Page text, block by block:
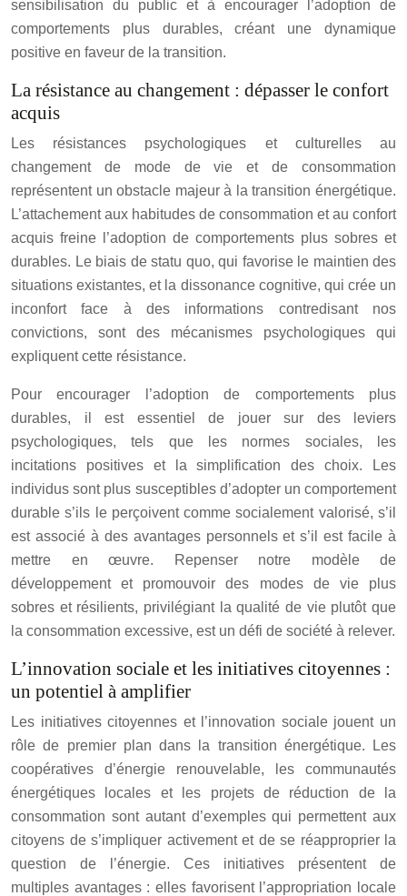
sensibilisation du public et à encourager l’adoption de
comportements plus durables, créant une dynamique
positive en faveur de la transition.
La résistance au changement : dépasser le confort
acquis
Les résistances psychologiques et culturelles au
changement de mode de vie et de consommation
représentent un obstacle majeur à la transition énergétique.
L’attachement aux habitudes de consommation et au confort
acquis freine l’adoption de comportements plus sobres et
durables. Le biais de statu quo, qui favorise le maintien des
situations existantes, et la dissonance cognitive, qui crée un
inconfort face à des informations contredisant nos
convictions, sont des mécanismes psychologiques qui
expliquent cette résistance.
Pour encourager l’adoption de comportements plus
durables, il est essentiel de jouer sur des leviers
psychologiques, tels que les normes sociales, les
incitations positives et la simplification des choix. Les
individus sont plus susceptibles d’adopter un comportement
durable s’ils le perçoivent comme socialement valorisé, s’il
est associé à des avantages personnels et s’il est facile à
mettre en œuvre. Repenser notre modèle de
développement et promouvoir des modes de vie plus
sobres et résilients, privilégiant la qualité de vie plutôt que
la consommation excessive, est un défi de société à relever.
L’innovation sociale et les initiatives citoyennes :
un potentiel à amplifier
Les initiatives citoyennes et l’innovation sociale jouent un
rôle de premier plan dans la transition énergétique. Les
coopératives d’énergie renouvelable, les communautés
énergétiques locales et les projets de réduction de la
consommation sont autant d’exemples qui permettent aux
citoyens de s’impliquer activement et de se réapproprier la
question de l’énergie. Ces initiatives présentent de
multiples avantages : elles favorisent l’appropriation locale